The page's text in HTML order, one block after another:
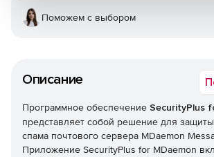
Описание
Программное обеспечение SecurityPlus
представляет собой решение для
спама почтового сервера MDaemon
Приложение SecurityPlus for MDaemon
Поможем с выбором